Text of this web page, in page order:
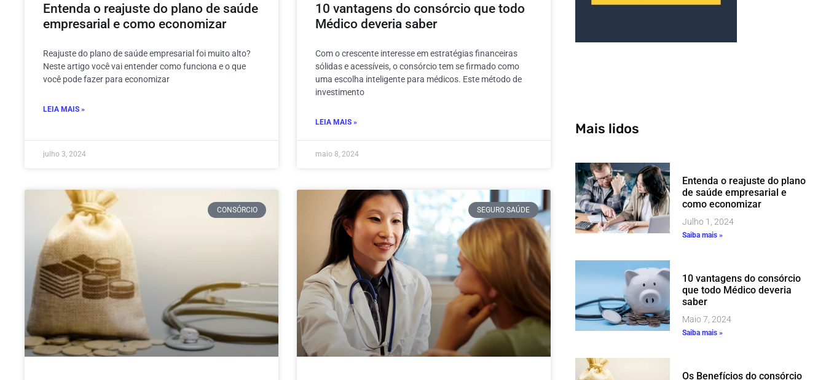
Entenda o reajuste do plano de saúde
empresarial e como economizar
Reajuste do plano de saúde empresarial foi muito alto?
Neste artigo você vai entender como funciona e o que
você pode fazer para economizar
LEIA MAIS »
julho 3, 2024
10 vantagens do consórcio que todo
Médico deveria saber
Com o crescente interesse em estratégias financeiras
sólidas e acessíveis, o consórcio tem se firmado como
uma escolha inteligente para médicos. Este método de
investimento
LEIA MAIS »
maio 8, 2024
CONSÓRCIO SEGURO SAÚDE
Mais lidos
Entenda o reajuste do plano
de saúde empresarial e
como economizar
Julho 1, 2024
Saiba mais »
10 vantagens do consórcio
que todo Médico deveria
saber
Maio 7, 2024
Saiba mais »
Os Benefícios do consórcio